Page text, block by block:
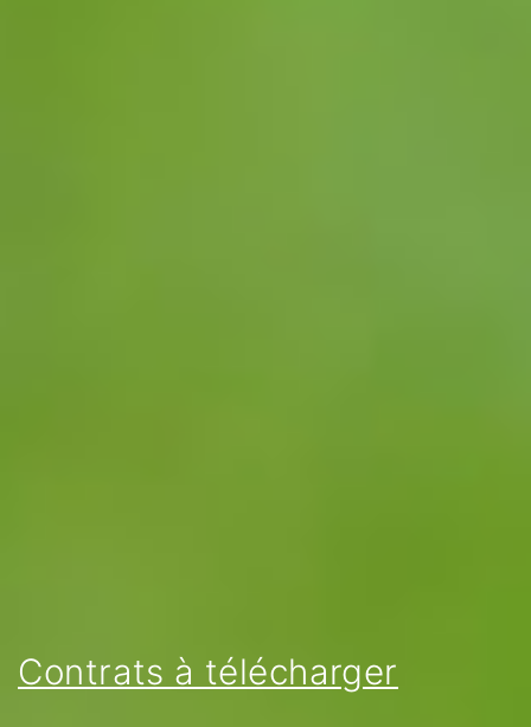
Contrats à télécharger